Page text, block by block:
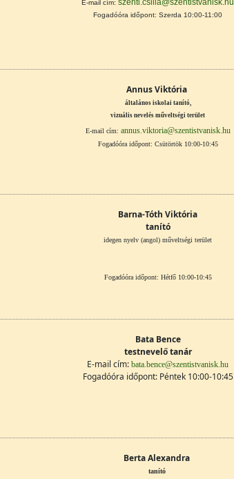
E-mail cím: szenti.csilla@szentistvanisk.hu
Fogadóóra időpont: Szerda 10:00-11:00
Annus Viktória
általános iskolai tanító,
vizuális nevelés műveltségi terület
E-mail cím: annus.viktoria@szentistvanisk.hu
Fogadóóra időpont: Csütörtök 10:00-10:45
Barna-Tóth Viktória
tanító
idegen nyelv (angol) műveltségi terület
Fogadóóra időpont: Hétfő 10:00-10:45
Bata Bence
testnevelő tanár
E-mail cím: bata.bence@szentistvanisk.hu
Fogadóóra időpont: Péntek 10:00-10:45
Berta Alexandra
tanító